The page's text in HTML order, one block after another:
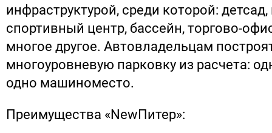
инфраструктурой, среди которой:
спортивный центр, бассейн, торгово-
многое другое. Автовладельцам
многоуровневую парковку из расчета:
одно машиноместо.
Преимущества «NewПитер»: